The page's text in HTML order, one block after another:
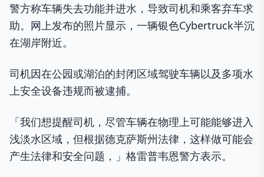
警方称车辆失去功能并进水，导致司机和乘客弃车求
助。网上发布的照片显示，一辆银色Cybertruck半沉
在湖岸附近。
司机因在公园或湖泊的封闭区域驾驶车辆以及多项水
上安全设备违规而被逮捕。
「我们想提醒司机，尽管车辆在物理上可能能够进入
浅淡水区域，但根据德克萨斯州法律，这样做可能会
产生法律和安全问题，」格雷普韦恩警方表示。